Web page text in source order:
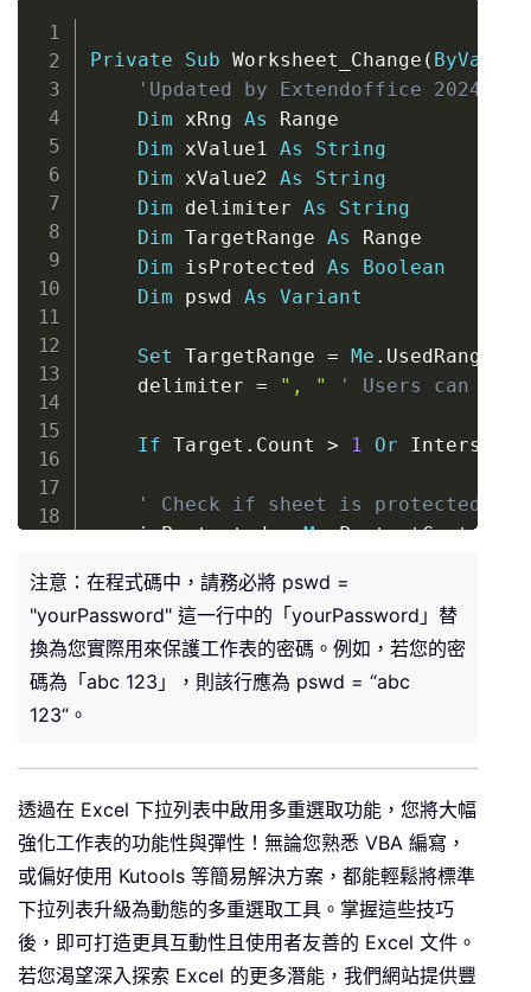
Private Sub Worksheet_Change ( ByVal
'Updated by Extendoffice 20240118
Dim xRng As Range
Dim xValue1 As
String
Dim xValue2 As
String
Dim delimiter As
String
Dim TargetRange As Range
Dim isProtected As
Boolean
Dim pswd As Variant
Set TargetRange = Me . UsedRange
    delimiter
= ", " ' Users can
If Target . Count > 1 Or Intersect
' Check if sheet is protected
    isProtected
= Me.ProtectContents
' If protected, temporarily
        pswd
= "yourPassword"
'
Me.Unprotect Password:=pswd
End
If
Set xRng = TargetRange.
If xRng Is Nothing Then
If isProtected Then Me.
End
If
    Application
.EnableEvents =
    xValue2
= Target . Value
注意：在程式碼中，請務必將 pswd =
"yourPassword" 這一行中的「yourPassword」替
換為您實際用來保護工作表的密碼。例如，若您的密
碼為「abc 123」，則該行應為 pswd = “abc
123“。
透過在 Excel 下拉列表中啟用多重選取功能，您將大幅
強化工作表的功能性與彈性！無論您熟悉 VBA 編寫，
或偏好使用 Kutools 等簡易解決方案，都能輕鬆將標準
下拉列表升級為動態的多重選取工具。掌握這些技巧
後，即可打造更具互動性且使用者友善的 Excel 文件。
若您渴望深入探索 Excel 的更多潛能，我們網站提供豐